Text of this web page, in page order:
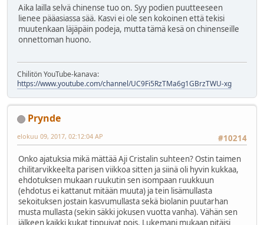
Aika lailla selvä chinense tuo on. Syy podien puutteeseen
lienee pääasiassa sää. Kasvi ei ole sen kokoinen että tekisi
muutenkaan läjäpäin podeja, mutta tämä kesä on chinenseille
onnettoman huono.
Chilitön YouTube-kanava:
https://www.youtube.com/channel/UC9Fi5RzTMa6g1GBrzTWU-xg
Prynde
#10214
elokuu 09, 2017, 02:12:04 AP
Onko ajatuksia mikä mättää Aji Cristalin suhteen? Ostin taimen
chilitarvikkeelta parisen viikkoa sitten ja siinä oli hyvin kukkaa,
ehdotuksen mukaan ruukutin sen isompaan ruukkuun
(ehdotus ei kattanut mitään muuta) ja tein lisämullasta
sekoituksen jostain kasvumullasta sekä biolanin puutarhan
musta mullasta (sekin säkki jokusen vuotta vanha). Vähän sen
jälkeen kaikki kukat tippuivat pois. Lukemani mukaan pitäisi